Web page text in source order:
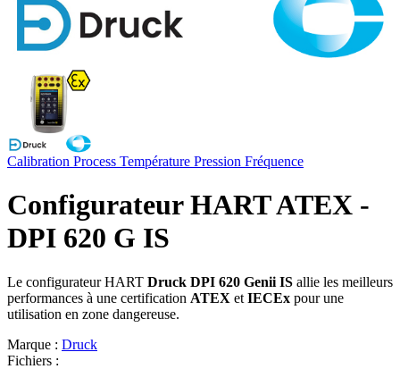
Calibration Process Température Pression Fréquence
Configurateur HART ATEX -
DPI 620 G IS
Le configurateur HART Druck DPI 620 Genii IS allie les meilleurs
performances à une certification ATEX et IECEx pour une
utilisation en zone dangereuse.
Marque : Druck
Fichiers :